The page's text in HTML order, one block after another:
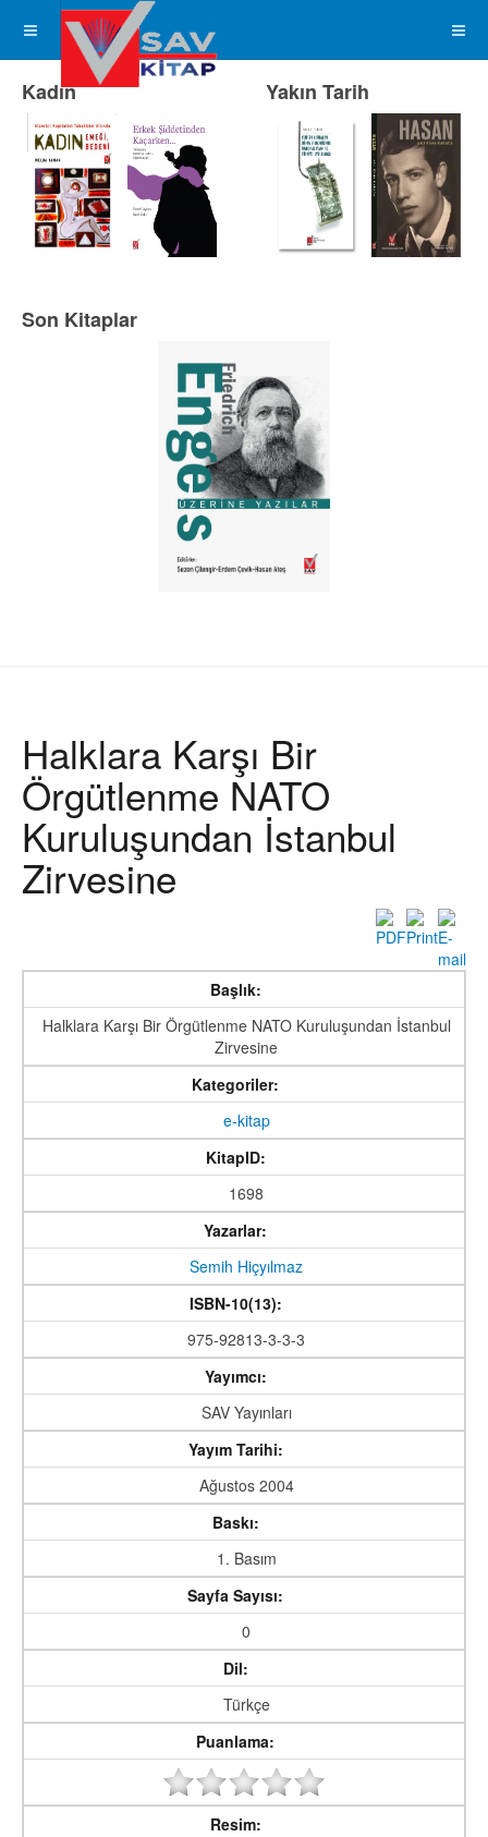
Kadın Yakın Tarih
Son Kitaplar
Halklara Karşı Bir
Örgütlenme NATO
Kuruluşundan İstanbul
Zirvesine
Başlık:
Halklara Karşı Bir Örgütlenme NATO Kuruluşundan İstanbul
Zirvesine
Kategoriler:
e-kitap
KitapID:
1698
Yazarlar:
Semih Hiçyılmaz
ISBN-10(13):
975-92813-3-3-3
Yayımcı:
SAV Yayınları
Yayım Tarihi:
Ağustos 2004
Baskı:
1. Basım
Sayfa Sayısı:
0
Dil:
Türkçe
Puanlama:
Resim: